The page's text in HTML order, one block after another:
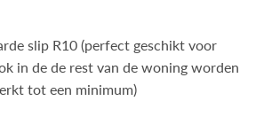
slip R10 (perfect geschikt voor
in de de rest van de woning worden
tot een minimum)